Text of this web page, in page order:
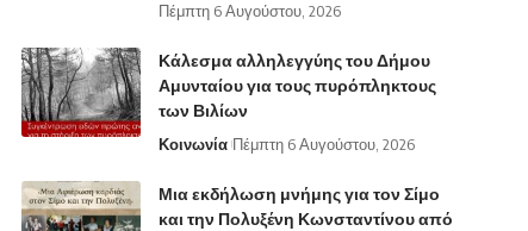
Πέμπτη 6 Αυγούστου, 2026
Κάλεσμα αλληλεγγύης του Δήμου
Αμυνταίου για τους πυρόπληκτους
των Βιλίων
Κοινωνία Πέμπτη 6 Αυγούστου, 2026
Μια εκδήλωση μνήμης για τον Σίμο
και την Πολυξένη Κωνσταντίνου από